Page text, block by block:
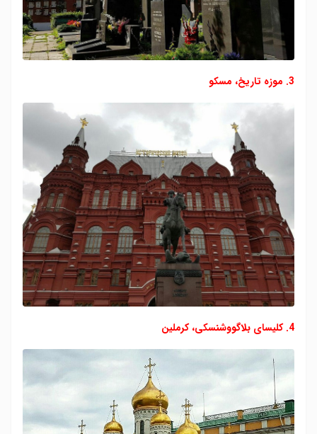
3. موزه تاریخ، مسکو
4. کلیسای بلاگووشنسکی، کرملین